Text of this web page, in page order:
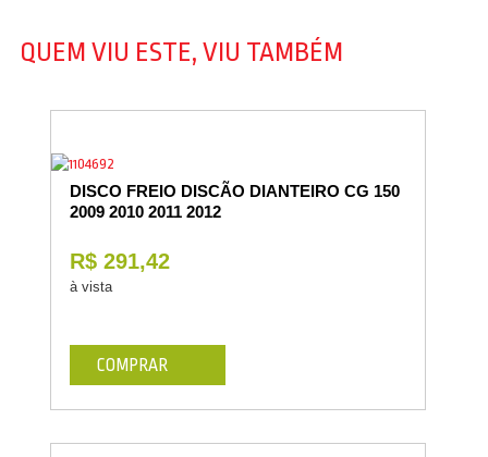
QUEM VIU ESTE, VIU TAMBÉM
DISCO FREIO DISCÃO DIANTEIRO CG 150
2009 2010 2011 2012
R$ 291,42
à vista
COMPRAR